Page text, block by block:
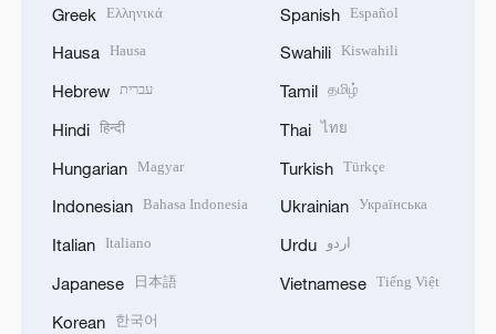
Greek Ελληνικά
Hausa Hausa
Hebrew עברית
Hindi हिन्दी
Hungarian Magyar
Indonesian Bahasa Indonesia
Italian Italiano
Japanese 日本語
Korean 한국어
Spanish Español
Swahili Kiswahili
Tamil தமிழ்
Thai ไทย
Turkish Türkçe
Ukrainian Українська
Urdu اردو
Vietnamese Tiếng Việt